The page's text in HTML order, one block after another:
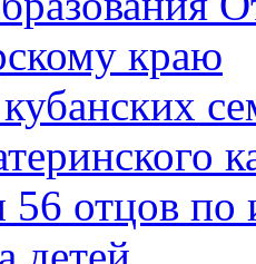
краю
отцов по